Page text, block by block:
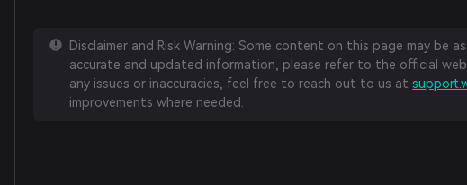
Disclaimer and Risk Warning: Some content on this page may be
accurate and updated information, please refer to the official
any issues or inaccuracies, feel free to reach out to us at
improvements where needed.